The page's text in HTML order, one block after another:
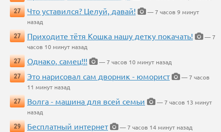
27
Что уставился? Целуй, давай!
— 7 часов 9 минут
назад
27
Приходите тётя Кошка нашу детку покачать!
— 7
часов 10 минут назад
27
Однако, самец!!!
— 7 часов 10 минут назад
27
Это нарисовал сам дворник - юморист
— 7 часов
11 минут назад
27
Волга - машина для всей семьи
— 7 часов 13 минут
назад
29
Бесплатный интернет
— 7 часов 14 минут назад